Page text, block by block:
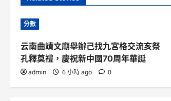
分數
云南曲靖文廟舉辦己找九宮格交流亥祭
孔釋奠禮，慶祝新中國70周年華誕
admin 6 小時 ago 0